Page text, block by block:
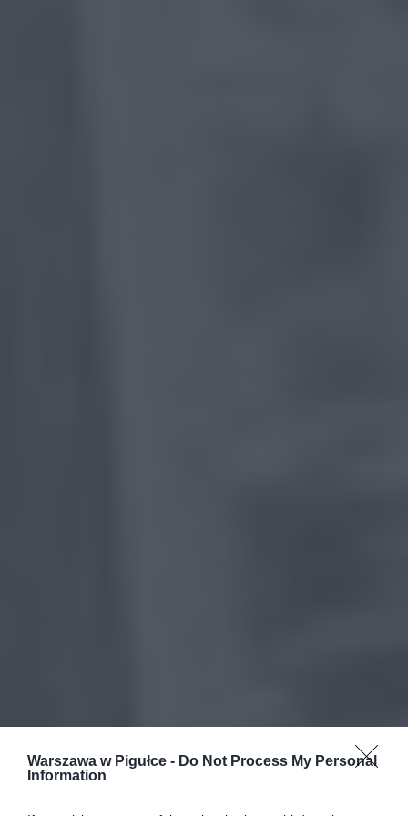
Warszawa w Pigułce - Do Not Process My Personal
Information